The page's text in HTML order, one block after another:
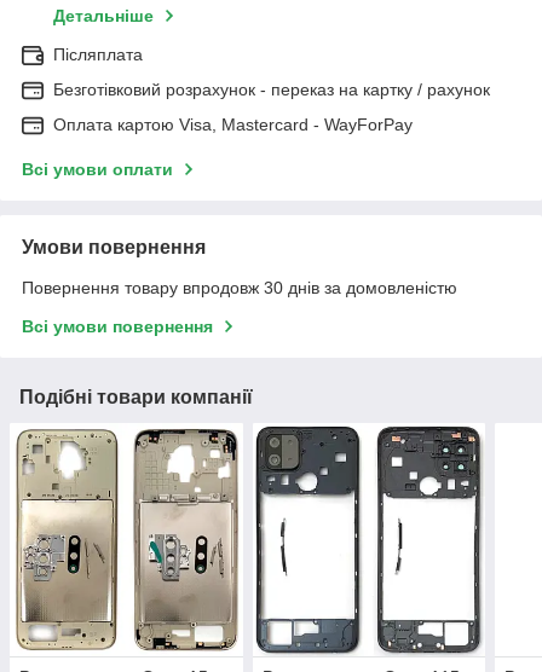
Детальніше
Післяплата
Безготівковий розрахунок - переказ на картку / рахунок
Оплата картою Visa, Mastercard - WayForPay
Всі умови оплати
Умови повернення
Повернення товару впродовж 30 днів за домовленістю
Всі умови повернення
Подібні товари компанії